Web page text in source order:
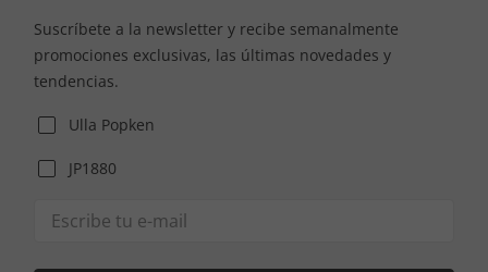
Suscríbete a la newsletter y recibe semanalmente
promociones exclusivas, las últimas novedades y
tendencias.
Ulla Popken
JP1880